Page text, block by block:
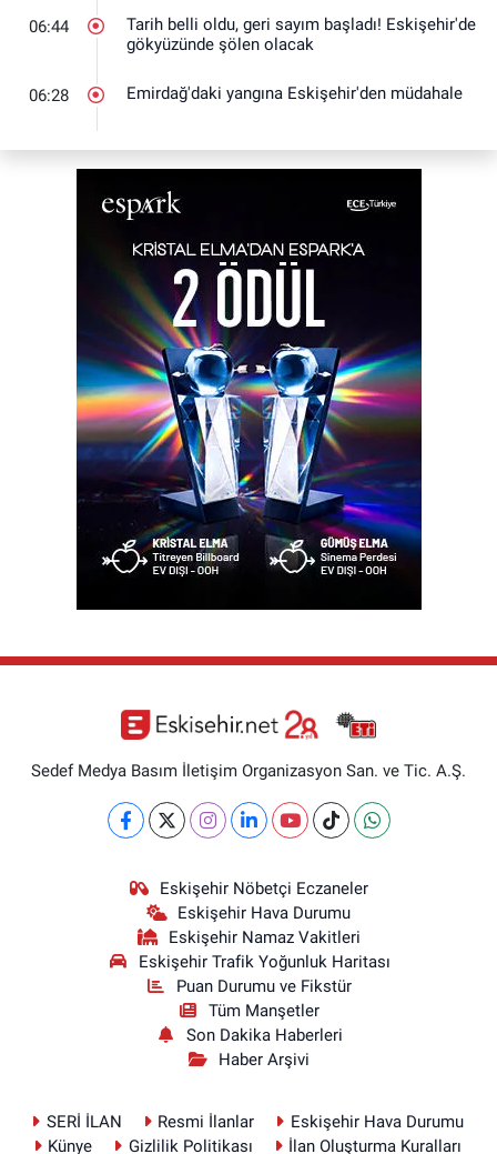
06:44
Tarih belli oldu, geri sayım başladı! Eskişehir'de
gökyüzünde şölen olacak
06:28 Emirdağ'daki yangına Eskişehir'den müdahale
Sedef Medya Basım İletişim Organizasyon San. ve Tic. A.Ş.
Eskişehir Nöbetçi Eczaneler
Eskişehir Hava Durumu
Eskişehir Namaz Vakitleri
Eskişehir Trafik Yoğunluk Haritası
Puan Durumu ve Fikstür
Tüm Manşetler
Son Dakika Haberleri
Haber Arşivi
SERİ İLAN Resmi İlanlar
Eskişehir Hava Durumu
Künye
Gizlilik Politikası İlan Oluşturma Kuralları